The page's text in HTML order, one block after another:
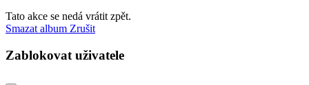
Tato akce se nedá vrátit zpět.
Smazat album Zrušit
Zablokovat uživatele